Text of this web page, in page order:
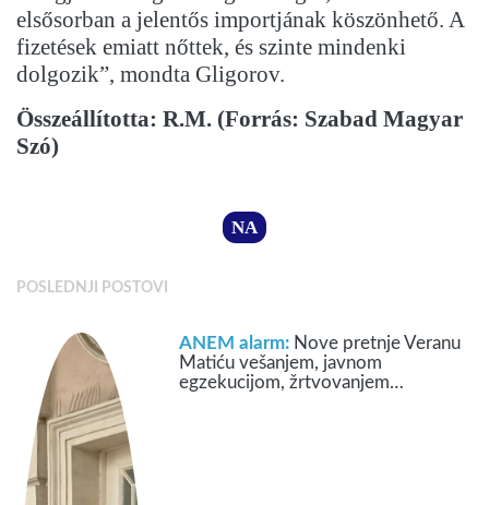
elsősorban a jelentős importjának köszönhető. A
fizetések emiatt nőttek, és szinte mindenki
dolgozik”, mondta Gligorov.
Összeállította: R.M. (Forrás: Szabad Magyar
Szó)
NA
POSLEDNJI POSTOVI
ANEM alarm: Nove pretnje Veranu
Matiću vešanjem, javnom
egzekucijom, žrtvovanjem…